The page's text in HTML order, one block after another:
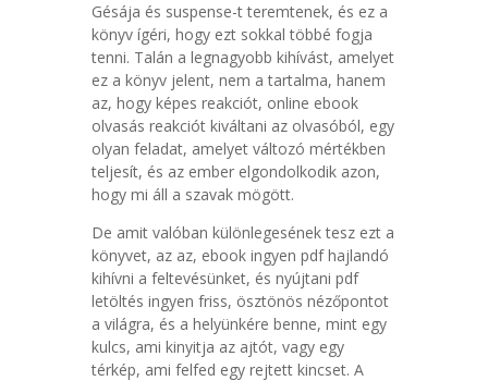
Gésája és suspense-t teremtenek, és ez a
könyv ígéri, hogy ezt sokkal többé fogja
tenni. Talán a legnagyobb kihívást, amelyet
ez a könyv jelent, nem a tartalma, hanem
az, hogy képes reakciót, online ebook
olvasás reakciót kiváltani az olvasóból, egy
olyan feladat, amelyet változó mértékben
teljesít, és az ember elgondolkodik azon,
hogy mi áll a szavak mögött.
De amit valóban különlegesének tesz ezt a
könyvet, az az, ebook ingyen pdf hajlandó
kihívni a feltevésünket, és nyújtani pdf
letöltés ingyen friss, ösztönös nézőpontot
a világra, és a helyünkére benne, mint egy
kulcs, ami kinyitja az ajtót, vagy egy
térkép, ami felfed egy rejtett kincset. A